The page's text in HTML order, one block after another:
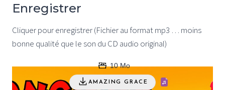
Enregistrer
Cliquer pour enregistrer (Fichier au format mp3 … moins
bonne qualité que le son du CD audio original)
AMAZING GRACE
10 Mo